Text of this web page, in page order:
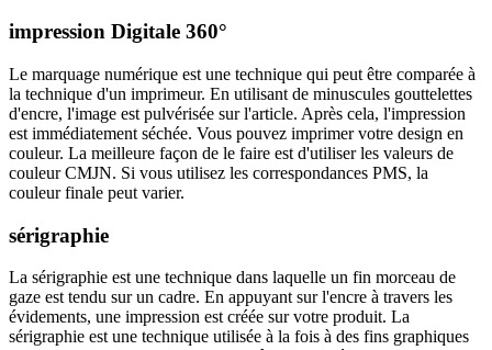
impression Digitale 360°
Le marquage numérique est une technique qui peut être comparée à
la technique d'un imprimeur. En utilisant de minuscules gouttelettes
d'encre, l'image est pulvérisée sur l'article. Après cela, l'impression
est immédiatement séchée. Vous pouvez imprimer votre design en
couleur. La meilleure façon de le faire est d'utiliser les valeurs de
couleur CMJN. Si vous utilisez les correspondances PMS, la
couleur finale peut varier.
sérigraphie
La sérigraphie est une technique dans laquelle un fin morceau de
gaze est tendu sur un cadre. En appuyant sur l'encre à travers les
évidements, une impression est créée sur votre produit. La
sérigraphie est une technique utilisée à la fois à des fins graphiques